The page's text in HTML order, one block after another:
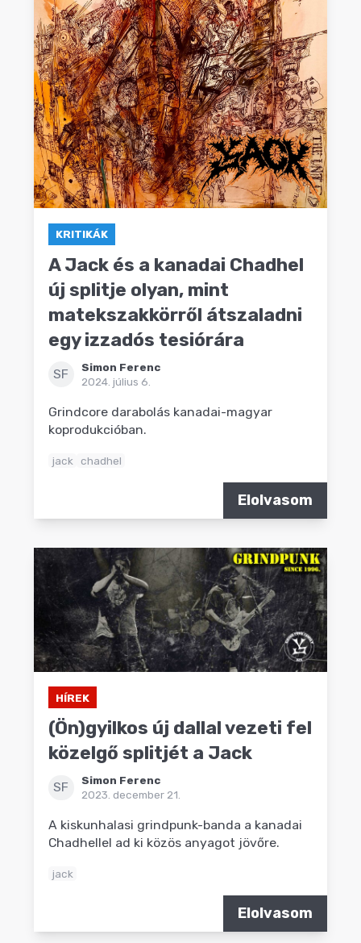
KRITIKÁK
A Jack és a kanadai Chadhel
új splitje olyan, mint
matekszakkörről átszaladni
egy izzadós tesiórára
SF
Simon Ferenc
2024. július 6.
Grindcore darabolás kanadai-magyar
koprodukcióban.
jack chadhel
Elolvasom
HÍREK
(Ön)gyilkos új dallal vezeti fel
közelgő splitjét a Jack
SF
Simon Ferenc
2023. december 21.
A kiskunhalasi grindpunk-banda a kanadai
Chadhellel ad ki közös anyagot jövőre.
jack
Elolvasom